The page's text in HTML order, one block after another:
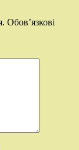
Обов’язкові